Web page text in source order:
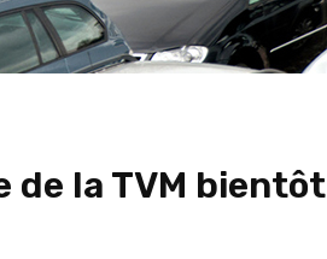
de la TVM bientôt